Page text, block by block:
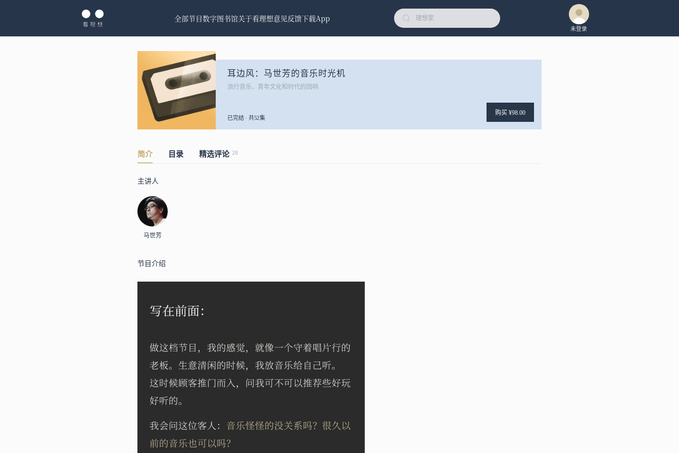
全部节目数字图书馆关于看理想意见反馈下载App
未登录
耳边风：马世芳的音乐时光机
流行音乐、青年文化和时代的回响
已完结 · 共52集
购买 ¥98.00
简介 目录 精选评论 28
主讲人
马世芳
节目介绍